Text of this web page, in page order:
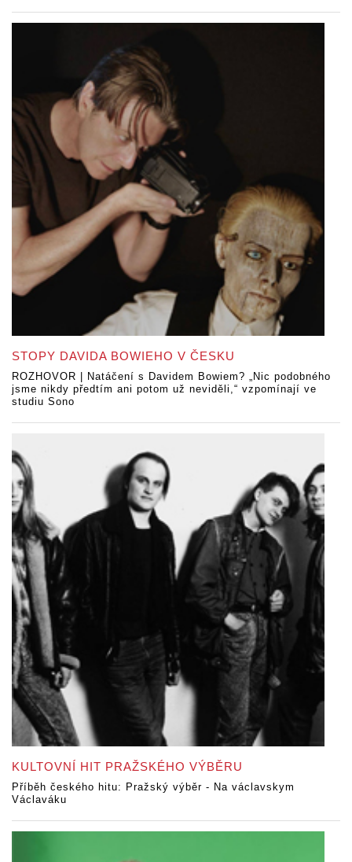
STOPY DAVIDA BOWIEHO V ČESKU
ROZHOVOR | Natáčení s Davidem Bowiem? „Nic podobného
jsme nikdy předtím ani potom už neviděli,“ vzpomínají ve
studiu Sono
KULTOVNÍ HIT PRAŽSKÉHO VÝBĚRU
Příběh českého hitu: Pražský výběr - Na václavskym
Václaváku